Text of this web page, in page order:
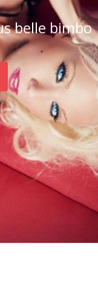
belle bimbo